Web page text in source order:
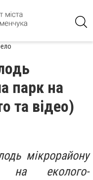
парк на
та відео)
мікрорайону
на еколого-